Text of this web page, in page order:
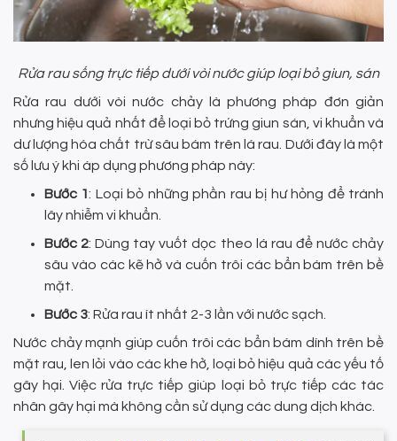
Rửa rau sống trực tiếp dưới vòi nước giúp loại bỏ giun, sán
Rửa rau dưới vòi nước chảy là phương pháp đơn giản
nhưng hiệu quả nhất để loại bỏ trứng giun sán, vi khuẩn và
dư lượng hóa chất trừ sâu bám trên lá rau. Dưới đây là một
số lưu ý khi áp dụng phương pháp này:
Bước 1: Loại bỏ những phần rau bị hư hỏng để tránh
lây nhiễm vi khuẩn.
Bước 2: Dùng tay vuốt dọc theo lá rau để nước chảy
sâu vào các kẽ hở và cuốn trôi các bẩn bám trên bề
mặt.
Bước 3: Rửa rau ít nhất 2-3 lần với nước sạch.
Nước chảy mạnh giúp cuốn trôi các bẩn bám dính trên bề
mặt rau, len lỏi vào các khe hở, loại bỏ hiệu quả các yếu tố
gây hại. Việc rửa trực tiếp giúp loại bỏ trực tiếp các tác
nhân gây hại mà không cần sử dụng các dung dịch khác.